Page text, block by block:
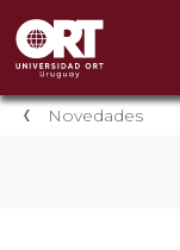
Novedades